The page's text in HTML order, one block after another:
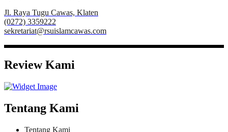
Jl. Raya Tugu Cawas, Klaten
(0272) 3359222
sekretariat@rsuislamcawas.com
Review Kami
Tentang Kami
Tentang Kami